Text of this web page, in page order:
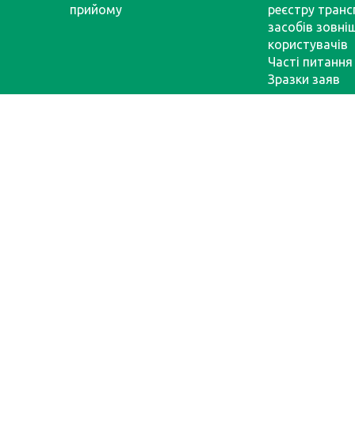
прийому
реєстру
засобів
користувачів
Часті питання
Зразки заяв